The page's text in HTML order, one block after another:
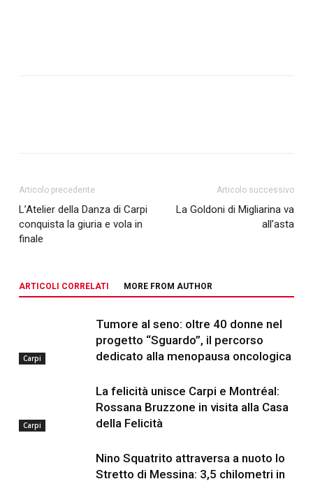
Articolo precedente
L’Atelier della Danza di Carpi
conquista la giuria e vola in
finale
Articolo successivo
La Goldoni di Migliarina va
all’asta
ARTICOLI CORRELATI MORE FROM AUTHOR
Carpi
Tumore al seno: oltre 40 donne nel
progetto “Sguardo”, il percorso
dedicato alla menopausa oncologica
Carpi
La felicità unisce Carpi e Montréal:
Rossana Bruzzone in visita alla Casa
della Felicità
Nino Squatrito attraversa a nuoto lo
Stretto di Messina: 3,5 chilometri in